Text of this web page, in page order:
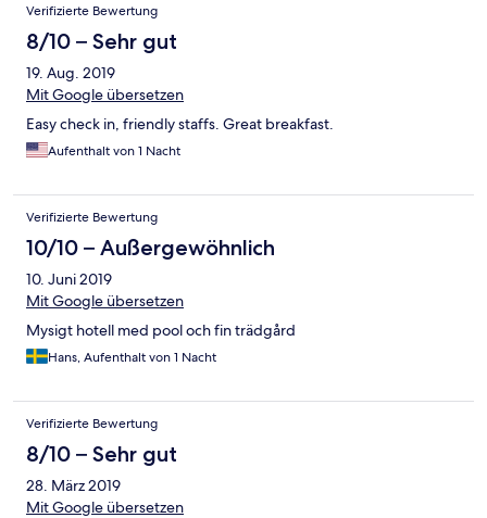
Verifizierte Bewertung
8/10 – Sehr gut
19. Aug. 2019
Mit Google übersetzen
Easy check in, friendly staffs. Great breakfast.
Aufenthalt von 1 Nacht
Verifizierte Bewertung
10/10 – Außergewöhnlich
10. Juni 2019
Mit Google übersetzen
Mysigt hotell med pool och fin trädgård
Hans, Aufenthalt von 1 Nacht
Verifizierte Bewertung
8/10 – Sehr gut
28. März 2019
Mit Google übersetzen